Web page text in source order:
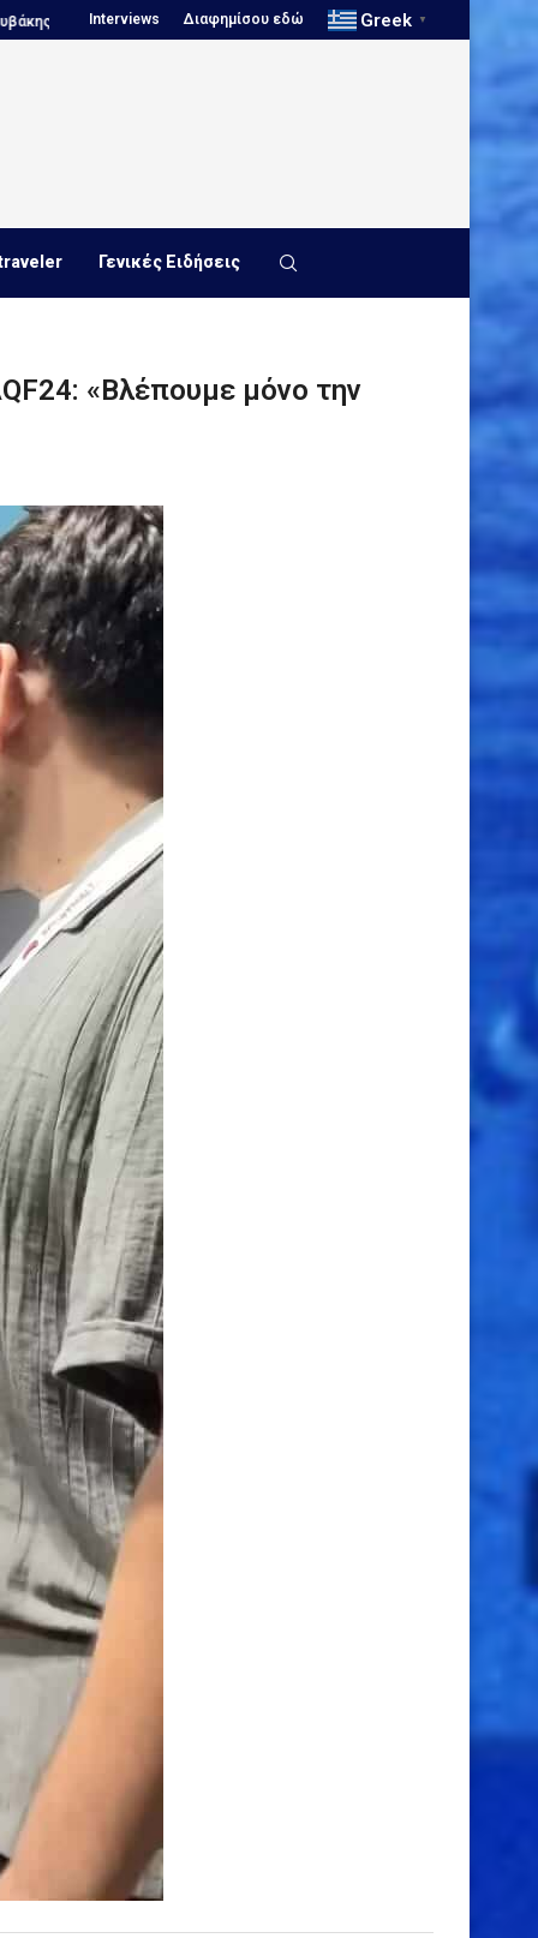
Πρωτάθλημα Νέων... Πόλο, Παγκόσμιο Πρωτάθλημα
Interviews Διαφημίσου εδώ Greek ▼
Γενικές Ειδήσεις
«Βλέπουμε μόνο την